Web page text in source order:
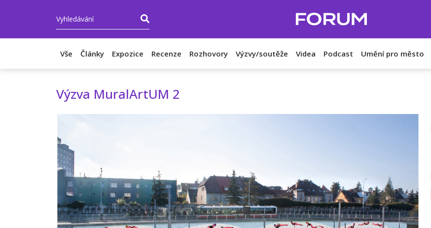
Vše Články Expozice Recenze Rozhovory Výzvy/soutěže Videa Podcast Umění pro město
Výzva MuralArtUM 2